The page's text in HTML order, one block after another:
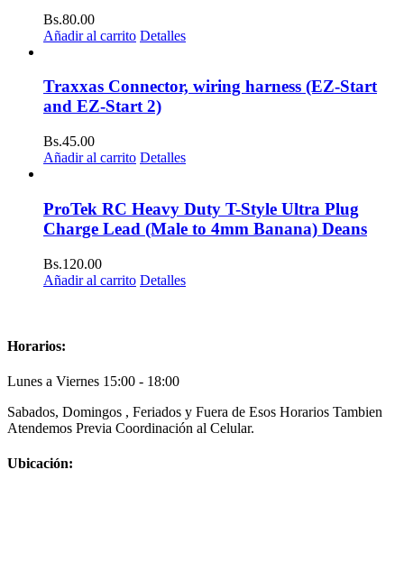
Bs.80.00
Añadir al carrito Detalles
Traxxas Connector, wiring harness (EZ-Start
and EZ-Start 2)
Bs.45.00
Añadir al carrito Detalles
ProTek RC Heavy Duty T-Style Ultra Plug
Charge Lead (Male to 4mm Banana) Deans
Bs.120.00
Añadir al carrito Detalles
Horarios:
Lunes a Viernes 15:00 - 18:00
Sabados, Domingos , Feriados y Fuera de Esos Horarios Tambien
Atendemos Previa Coordinación al Celular.
Ubicación: